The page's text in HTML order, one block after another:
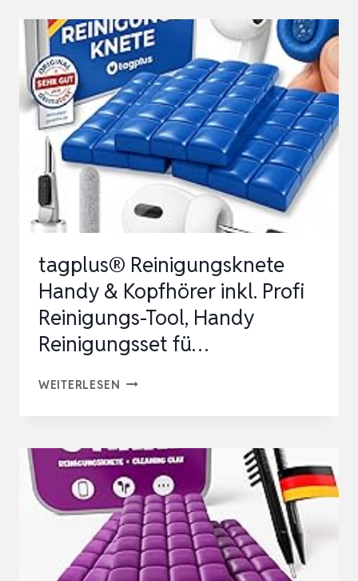
&
KOPFHÖRER
–
REINIGUNGSSET
FÜR
LAUTSPRECHER,
LADEBUCHSE
tagplus® Reinigungsknete
Handy & Kopfhörer inkl. Profi
Reinigungs-Tool, Handy
Reinigungsset fü…
WEITERLESEN TAGPLUS®
&
KOPFHÖRER
INKL.
PROFI
REINIGUNGS-
TOOL,